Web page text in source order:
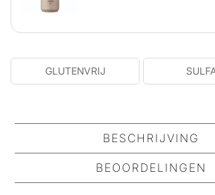
GLUTENVRIJ
BESCHRIJVING
BEOORDELINGEN